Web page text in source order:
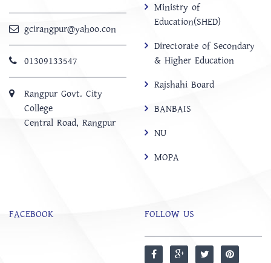
gcirangpur@yahoo.con
01309133547
Rangpur Govt. City
College
Central Road, Rangpur
Ministry of
Education(SHED)
Directorate of Secondary
& Higher Education
Rajshahi Board
BANBAIS
NU
MOPA
FACEBOOK FOLLOW US